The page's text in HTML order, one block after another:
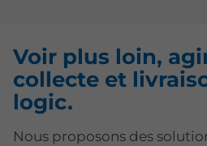
Voir plus loin,
collecte et
logic.
Nous proposons des